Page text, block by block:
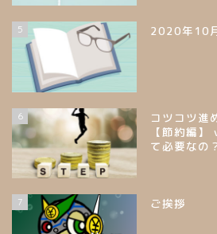
5 2020年10
6
コツコツ進
【節約編
て必要なの
7 ご挨拶